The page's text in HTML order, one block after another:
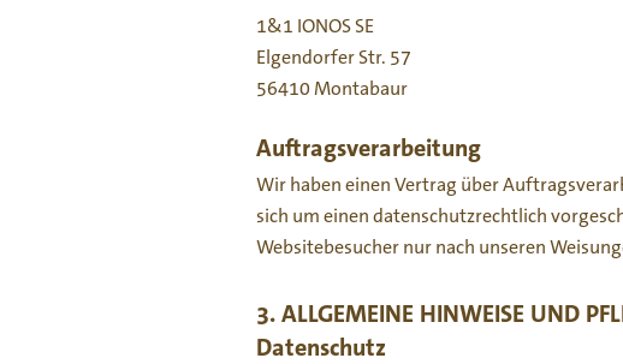
1&1 IONOS SE
Elgendorfer Str. 57
56410 Montabaur
Auftragsverarbeitung
Wir haben einen Vertrag über
sich um einen datenschutzrechtlich
Websitebesucher nur nach unseren
3. ALLGEMEINE HINWEISE UND
Datenschutz